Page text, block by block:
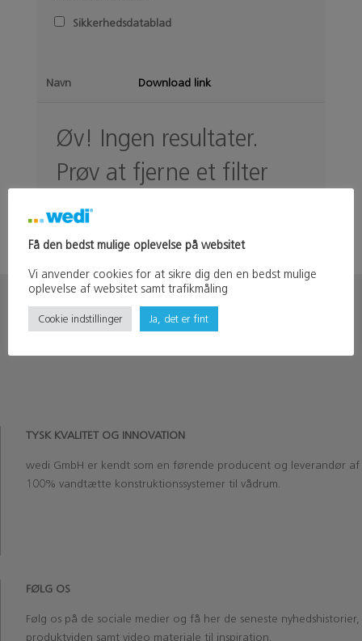
All
Sikkerhedsdatablad
Navn Download link
Øv! Ingen resultater.
Prøv at fjerne et filter
TYSK KVALITET OG INNOVATION
wedi GmbH er kendt som en førende producent og leverandør af
100% vandtætte konstruktionssystemer til vådrum.
FØLG OS
Følg os på de sociale medier og få her de seneste nyhedshistorier,
produktviden samt video materiale til inspiration.
Få den bedst mulige oplevelse på websitet
Vi anvender cookies for at sikre dig den en bedst mulige
oplevelse af websitet samt trafikmåling
Cookie indstillinger Ja, det er fint